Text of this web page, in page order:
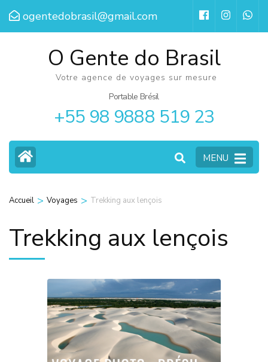
Aller
ogentedobrasil@gmail.com
O Gente do Brasil
Votre agence de voyages sur mesure
Portable Brésil
+55 98 9888 519 23
MENU
Accueil > Voyages > Trekking aux lençois
Trekking aux lençois